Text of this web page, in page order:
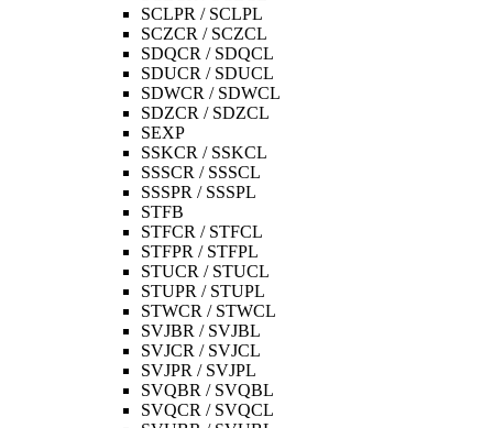
SCLPR / SCLPL
SCZCR / SCZCL
SDQCR / SDQCL
SDUCR / SDUCL
SDWCR / SDWCL
SDZCR / SDZCL
SEXP
SSKCR / SSKCL
SSSCR / SSSCL
SSSPR / SSSPL
STFB
STFCR / STFCL
STFPR / STFPL
STUCR / STUCL
STUPR / STUPL
STWCR / STWCL
SVJBR / SVJBL
SVJCR / SVJCL
SVJPR / SVJPL
SVQBR / SVQBL
SVQCR / SVQCL